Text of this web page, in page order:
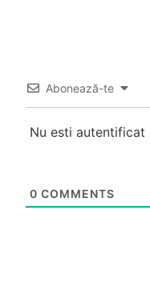
Abonează-te
Nu esti autentificat
0 COMMENTS